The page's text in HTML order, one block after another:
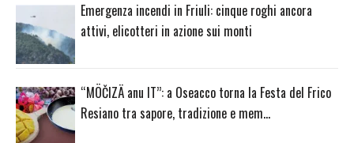
Emergenza incendi in Friuli: cinque roghi ancora
attivi, elicotteri in azione sui monti
“MÖČIZÄ anu IT”: a Oseacco torna la Festa del Frico
Resiano tra sapore, tradizione e mem…